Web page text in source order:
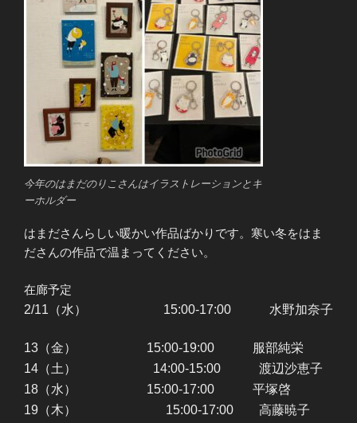
今年のはまだのりこさんはイラストレーションとキ
ーホルダー
はまださんらしい暖かい作品ばかりです。寒い冬をはま
ださんの作品で温まってください。
在廊予定
2/11（水） 15:00-17:00 水野加奈子
13（金） 15:00-19:00 服部純栄
14（土） 14:00-15:00 渡辺沙恵子
18（水） 15:00-17:00 平塚啓
19（木） 15:00-17:00 高藤暁子